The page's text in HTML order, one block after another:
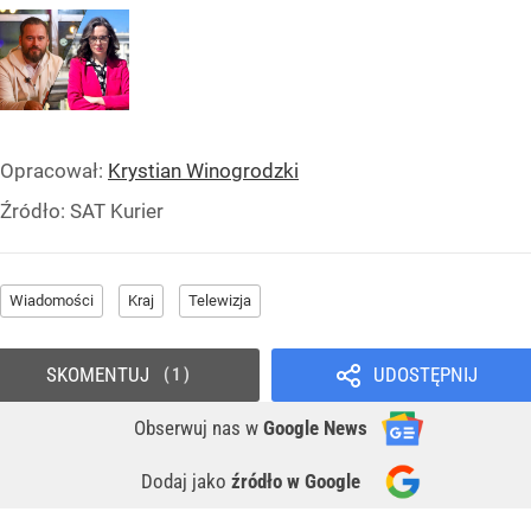
Opracował: Krystian Winogrodzki
Źródło: SAT Kurier
Wiadomości Kraj Telewizja
UDOSTĘPNIJ
Obserwuj nas w Google News
Dodaj jako źródło w Google
SKOMENTUJ 1